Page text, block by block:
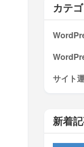
カテ
サイト
新着